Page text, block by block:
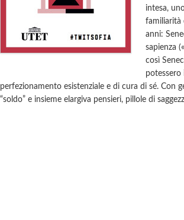
intesa,
familiarità
anni:
sapienza
così
potessero
perfezionamento esistenziale e di cura di sé. Con
“soldo” e insieme elargiva pensieri, pillole di